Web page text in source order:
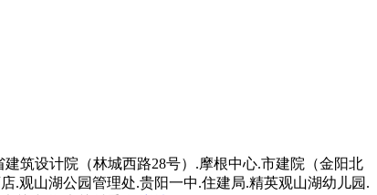
筑设计院（林城西路28号）.摩根中心.市建院（金阳北
.观山湖公园管理处.贵阳一中.住建局.精英观山湖幼儿园.